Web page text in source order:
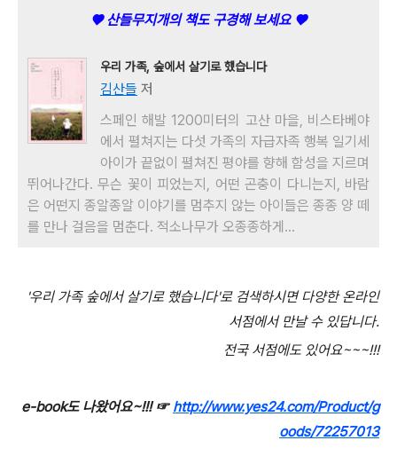
♥ 산들무지개의 책도 구경해 보세요 ♥
우리 가족, 숲에서 살기로 했습니다
김산들 저
스페인 해발 1200미터의 고산 마을, 비스타베야
에서 펼쳐지는 다섯 가족의 자급자족 행복 일기세
아이가 끝없이 펼쳐진 평야를 향해 함성을 지르며
뛰어나간다. 무슨 꽃이 피었는지, 어떤 곤충이 다니는지, 바람
은 어떤지 종알종알 이야기를 멈추지 않는 아이들은 종종 양 떼
를 만나 걸음을 멈춘다. 적소나무가 오종종하게...
'우리 가족 숲에서 살기로 했습니다'로 검색하시면 다양한 온라인
서점에서 만날 수 있답니다.
전국 서점에도 있어요~~~!!!
e-book도 나왔어요~!!! ☞ http://www.yes24.com/Product/g
oods/72257013